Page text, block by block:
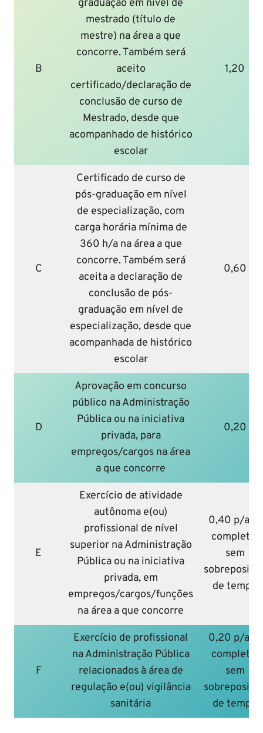
B
graduação em nível de
mestrado (título de
mestre) na área a que
concorre. Também será
aceito
certificado/declaração de
conclusão de curso de
Mestrado, desde que
acompanhado de histórico
escolar
1,20
C
Certificado de curso de
pós-graduação em nível
de especialização, com
carga horária mínima de
360 h/a na área a que
concorre. Também será
aceita a declaração de
conclusão de pós-
graduação em nível de
especialização, desde que
acompanhada de histórico
escolar
0,60
D
Aprovação em concurso
público na Administração
Pública ou na iniciativa
privada, para
empregos/cargos na área
a que concorre
0,20
E
Exercício de atividade
autônoma e(ou)
profissional de nível
superior na Administração
Pública ou na iniciativa
privada, em
empregos/cargos/funções
na área a que concorre
0,40 p/ano
completo,
sem
de tempo
F
Exercício de profissional
na Administração Pública
relacionados à área de
regulação e(ou) vigilância
sanitária
0,20 p/ano
completo,
sem
de tempo